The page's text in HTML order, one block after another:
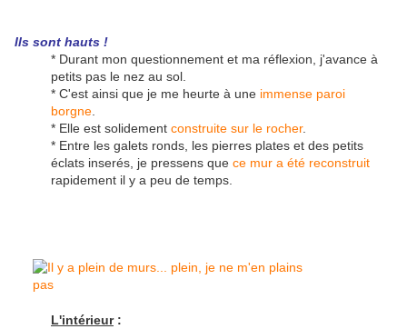
Ils sont hauts !
* Durant mon questionnement et ma réflexion, j'avance à
petits pas le nez au sol.
* C'est ainsi que je me heurte à une immense paroi
borgne
* Elle est solidement construite sur le rocher.
* Entre les galets ronds, les pierres plates et des petits
éclats inserés, je pressens que ce mur a été reconstruit
rapidement il y a peu de temps.
L'intérieur: